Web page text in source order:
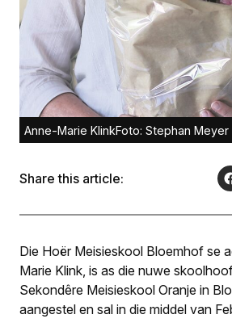
Anne-Marie KlinkFoto: Stephan Meyer
Share this article:
Die Hoër Meisieskool Bloemhof se
Marie Klink, is as die nuwe
Sekondêre Meisieskool Oranje in
aangestel en sal in die middel van